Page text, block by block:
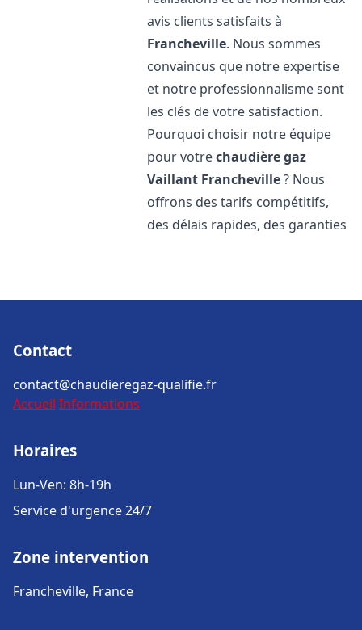
avis clients satisfaits à
Francheville. Nous sommes
convaincus que notre expertise
et notre professionnalisme sont
les clés de votre satisfaction.
Pourquoi choisir notre équipe
pour votrechaudière gaz
Vaillant Francheville? Nous
offrons des tarifs compétitifs,
des délais rapides, des garanties
Contact
contact@chaudieregaz-qualifie.fr
Accueil Informations
Horaires
Lun-Ven: 8h-19h
Service d'urgence 24/7
Zone intervention
Francheville, France